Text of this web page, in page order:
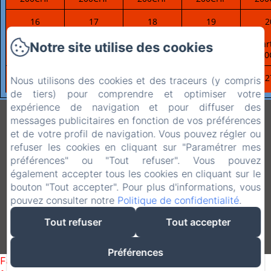
16
17 18 19
à partir de
200CHF
à partir de
200CHF
à partir de
200CHF
à partir de
200CHF
à
23
24 25 26
à partir de
200CHF
à partir de
200CHF
à partir de
200CHF
à partir de
200CHF
à
30
31 1 2
à partir de
200CHF
à partir de
200CHF
à partir de
200CHF
à partir de
200CHF
à
"Chez Claudine Et
Charles"
Chemin Du Puits 16, Uvrier, 1958, Suisse
cryderr@hotmail.com
+41 79 628 17 68
Créé par Amenitiz
Failed to load BookingEngine/index: Loading chunk 1322
Notre site utilise des cookies
Nous utilisons des cookies et des traceurs (y compris
de tiers) pour comprendre et optimiser votre
expérience de navigation et pour diffuser des
messages publicitaires en fonction de vos préférences
et de votre profil de navigation. Vous pouvez régler ou
refuser les cookies en cliquant sur "Paramétrer mes
préférences" ou "Tout refuser". Vous pouvez
également accepter tous les cookies en cliquant sur le
bouton "Tout accepter". Pour plus d'informations, vous
pouvez consulter notre Politique de confidentialité.
Tout refuser
Tout accepter
Préférences